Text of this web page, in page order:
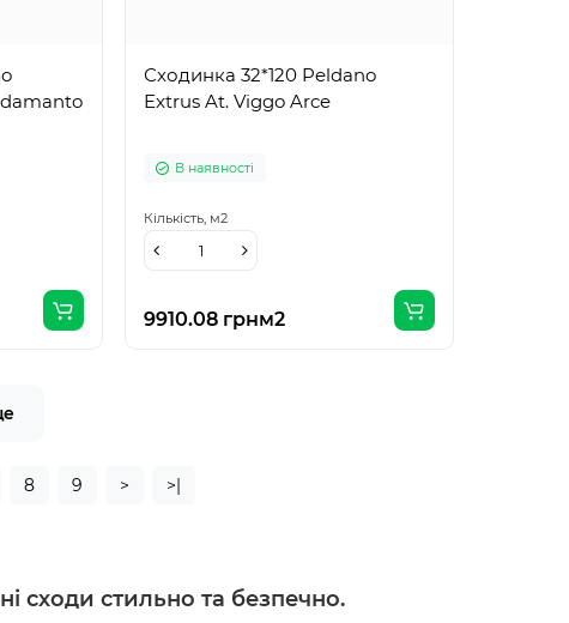
Сходинка 32*120 Peldano
Extrus At. Viggo Arce
В наявності
9910.08 грнм2
Кількість, м2
8 9 > >|
сходи стильно та безпечно.